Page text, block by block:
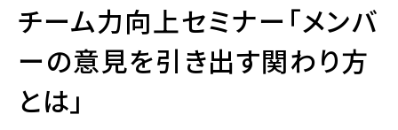
チーム力向上セミナー「メンバ
ーの意見を引き出す関わり方
とは」